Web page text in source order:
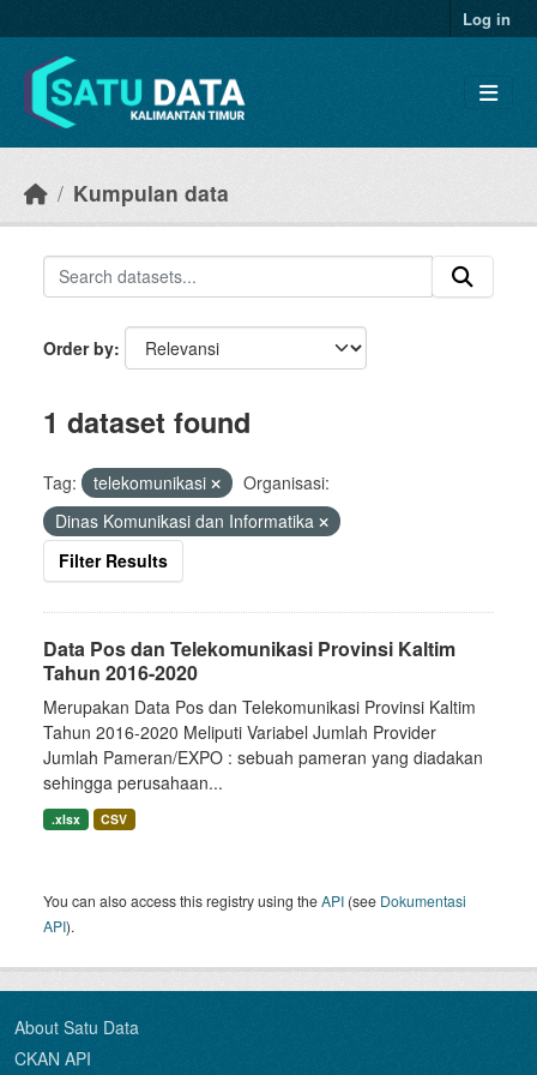
Log in
Kumpulan data
Order by
1 dataset found
Tag: telekomunikasi
Organisasi:
Dinas Komunikasi dan Informatika
Filter Results
Data Pos dan Telekomunikasi Provinsi Kaltim
Tahun 2016-2020
Merupakan Data Pos dan Telekomunikasi Provinsi Kaltim
Tahun 2016-2020 Meliputi Variabel Jumlah Provider
Jumlah Pameran/EXPO : sebuah pameran yang diadakan
sehingga perusahaan...
.xlsx CSV
You can also access this registry using theAPI (see Dokumentasi
API).
About Satu Data
CKAN API